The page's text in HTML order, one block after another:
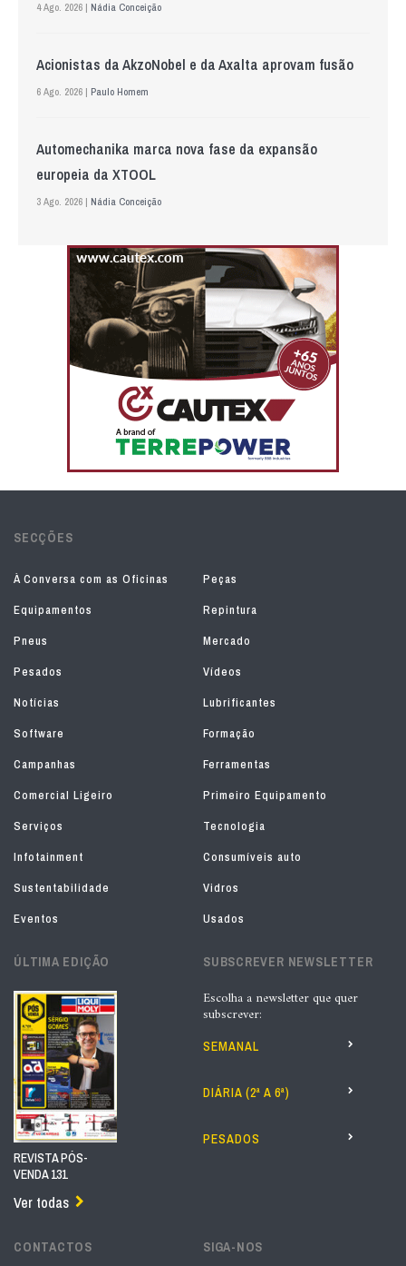
4 Ago. 2026 | Nádia Conceição
Acionistas da AkzoNobel e da Axalta aprovam fusão
6 Ago. 2026 | Paulo Homem
Automechanika marca nova fase da expansão
europeia da XTOOL
3 Ago. 2026 | Nádia Conceição
SECÇÕES
À Conversa com as Oficinas
Peças
Equipamentos
Repintura
Pneus
Mercado
Pesados
Vídeos
Notícias
Lubrificantes
Software
Formação
Campanhas
Ferramentas
Comercial Ligeiro
Primeiro Equipamento
Serviços
Tecnologia
Infotainment
Consumíveis auto
Sustentabilidade
Vidros
Eventos
Usados
ÚLTIMA EDIÇÃO
REVISTA PÓS-
VENDA 131
Ver todas
SUBSCREVER NEWSLETTER
Escolha a newsletter que quer
subscrever:
SEMANAL
DIÁRIA (2ª A 6ª)
PESADOS
CONTACTOS SIGA-NOS